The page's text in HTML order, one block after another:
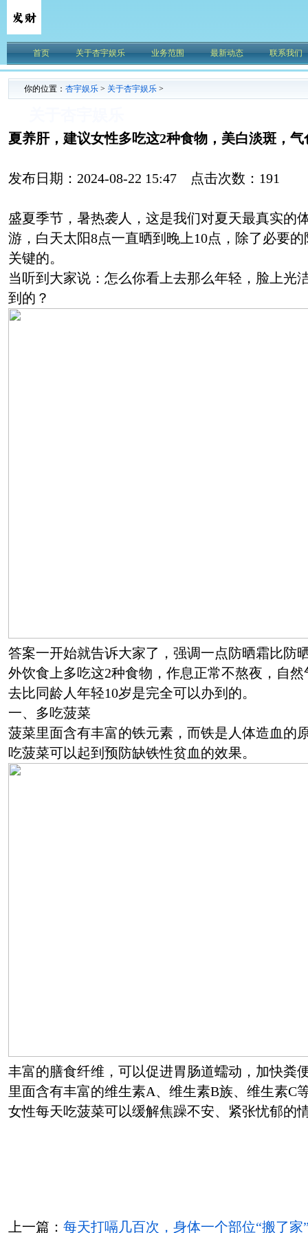
首页 关于杏宇娱乐 业务范围 最新动态 联系我们
你的位置： 杏宇娱乐 > 关于杏宇娱乐 >
夏养肝，建议女性多吃这2种食物，美白淡斑，
发布日期：2024-08-22 15:47 点击次数：191
盛夏季节，暑热袭人，这是我们对夏天最真实的
游，白天太阳8点一直晒到晚上10点，除了必要
关键的。
当听到大家说：怎么你看上去那么年轻，脸上光
到的？
答案一开始就告诉大家了，强调一点防晒霜比防
外饮食上多吃这2种食物，作息正常不熬夜，自
去比同龄人年轻10岁是完全可以办到的。
一、多吃菠菜
菠菜里面含有丰富的铁元素，而铁是人体造血的
吃菠菜可以起到预防缺铁性贫血的效果。
丰富的膳食纤维，可以促进胃肠道蠕动，加快粪
里面含有丰富的维生素A、维生素B族、维生素C
女性每天吃菠菜可以缓解焦躁不安、紧张忧郁的
上一篇： 每天打嗝几百次，身体一个部位“搬了